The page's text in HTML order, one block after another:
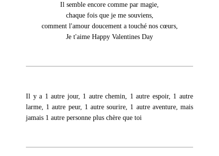
Il semble encore comme par magie,
chaque fois que je me souviens,
comment l'amour doucement a touché nos cœurs,
Je t'aime Happy Valentines Day
Il y a 1 autre jour, 1 autre chemin, 1 autre espoir, 1 autre
larme, 1 autre peur, 1 autre sourire, 1 autre aventure, mais
jamais 1 autre personne plus chère que toi